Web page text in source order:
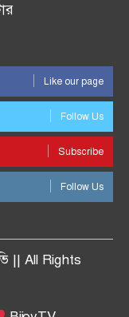
Like our page
Follow Us
Subscribe
Follow Us
|| All Rights